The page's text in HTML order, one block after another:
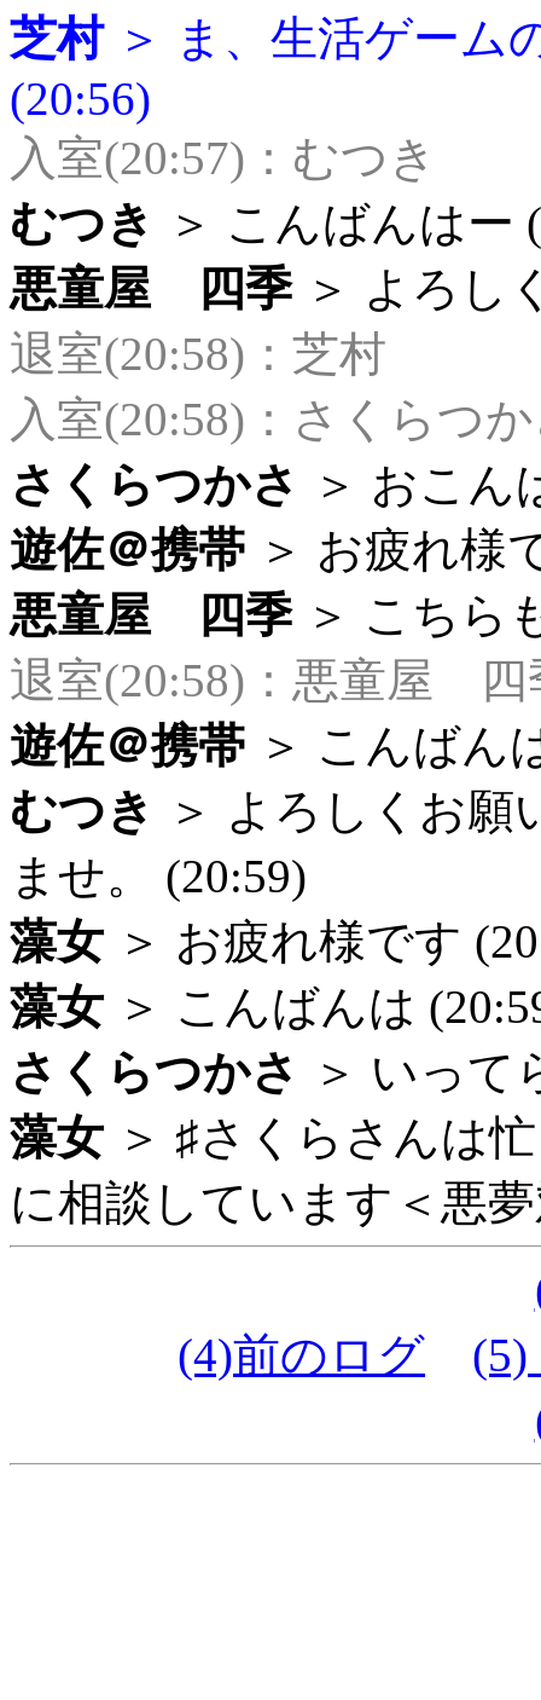
芝村＞ ま、生活ゲーム
(20:56)
入室(20:57)：むつき
むつき
＞ こんばんはー
悪童屋 四季＞ よろし
退室(20:58)：芝村
入室(20:58)：さくらつ
さくらつかさ
＞ おこん
遊佐＠携帯 ＞ お疲れ様
悪童屋 四季＞ こちら
退室(20:58)：悪童屋 四
遊佐＠携帯 ＞ こんばん
むつき
＞ よろしくお
ませ。 (20:59)
藻女 ＞ お疲れ様です
藻女 ＞ こんばんは
さくらつかさ
＞ いって
藻女 ＞ ♯さくらさんは
に相談しています＜悪
(4)前のログ
(5)